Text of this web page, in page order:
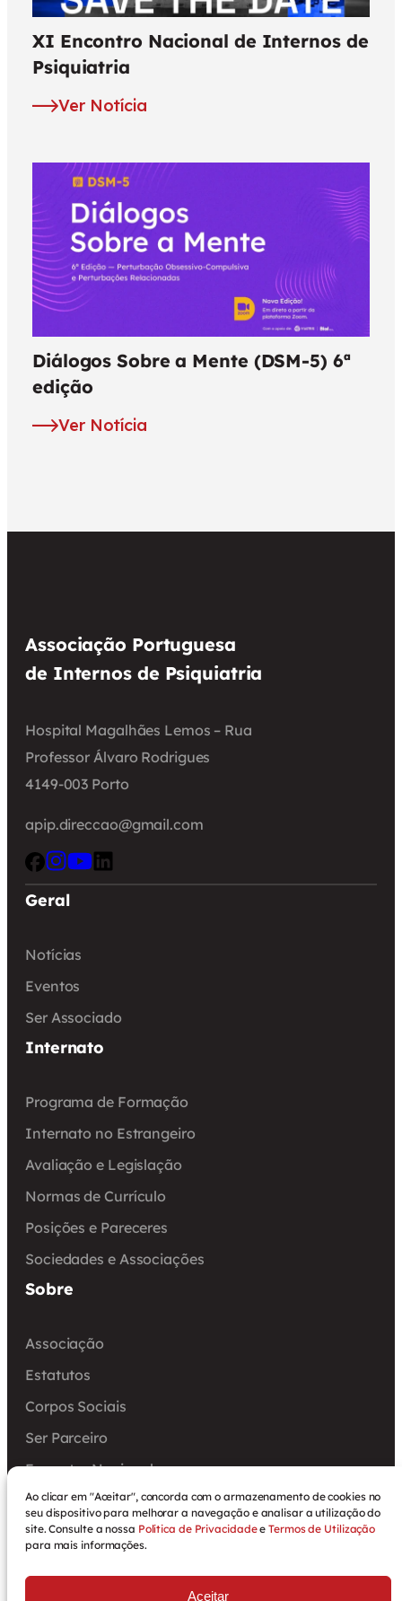
Ao clicar em "Aceitar", concorda com o armazenamento de cookies no
seu dispositivo para melhorar a navegação e analisar a utilização do
site. Consulte a nossa Política de PrivacidadeeTermos de Utilização
para mais informações.
Aceitar
XI Encontro Nacional de Internos de
Psiquiatria
Ver Notícia
Diálogos Sobre a Mente (DSM-5) 6ª
edição
Ver Notícia
Associação Portuguesa
de Internos de Psiquiatria
Hospital Magalhães Lemos – Rua
Professor Álvaro Rodrigues
4149-003 Porto
apip.direccao@gmail.com
Geral
Notícias
Eventos
Ser Associado
Internato
Programa de Formação
Internato no Estrangeiro
Avaliação e Legislação
Normas de Currículo
Posições e Pareceres
Sociedades e Associações
Sobre
Associação
Estatutos
Corpos Sociais
Ser Parceiro
Encontro Nacional
Arquivo